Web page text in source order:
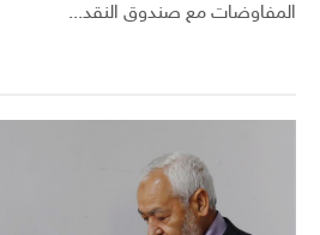
المفاوضات مع صندوق النقد...